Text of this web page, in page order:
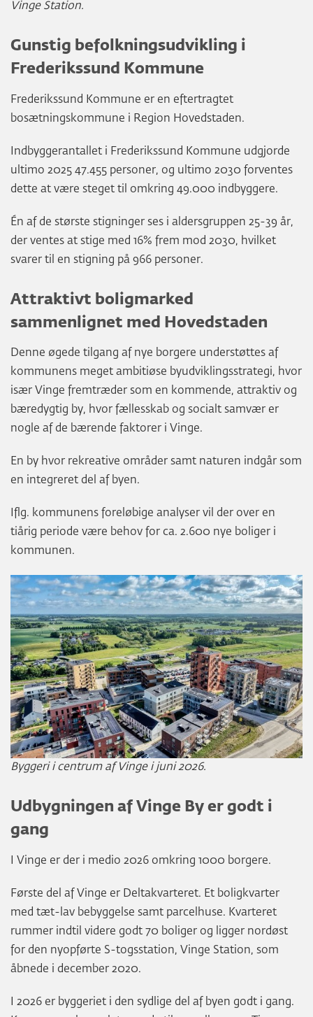
Vinge Station.
Gunstig befolkningsudvikling i
Frederikssund Kommune
Frederikssund Kommune er en eftertragtet
bosætningskommune i Region Hovedstaden.
Indbyggerantallet i Frederikssund Kommune udgjorde
ultimo 2025 47.455 personer, og ultimo 2030 forventes
dette at være steget til omkring 49.000 indbyggere.
Én af de største stigninger ses i aldersgruppen 25-39 år,
der ventes at stige med 16% frem mod 2030, hvilket
svarer til en stigning på 966 personer.
Attraktivt boligmarked
sammenlignet med Hovedstaden
Denne øgede tilgang af nye borgere understøttes af
kommunens meget ambitiøse byudviklingsstrategi, hvor
især Vinge fremtræder som en kommende, attraktiv og
bæredygtig by, hvor fællesskab og socialt samvær er
nogle af de bærende faktorer i Vinge.
En by hvor rekreative områder samt naturen indgår som
en integreret del af byen.
Iflg. kommunens foreløbige analyser vil der over en
tiårig periode være behov for ca. 2.600 nye boliger i
kommunen.
Byggeri i centrum af Vinge i juni 2026.
Udbygningen af Vinge By er godt i
gang
I Vinge er der i medio 2026 omkring 1000 borgere.
Første del af Vinge er Deltakvarteret. Et boligkvarter
med tæt-lav bebyggelse samt parcelhuse. Kvarteret
rummer indtil videre godt 70 boliger og ligger nordøst
for den nyopførte S-togsstation, Vinge Station, som
åbnede i december 2020.
I 2026 er byggeriet i den sydlige del af byen godt i gang.